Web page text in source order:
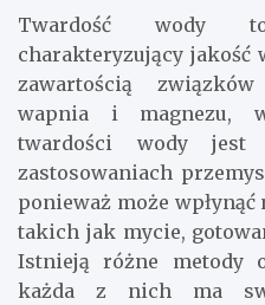
Twardość wody
charakteryzujący jakość
zawartością
wapnia i magnezu,
twardości wody jest
zastosowaniach
ponieważ może
takich jak mycie,
Istnieją różne metody
każda z nich ma